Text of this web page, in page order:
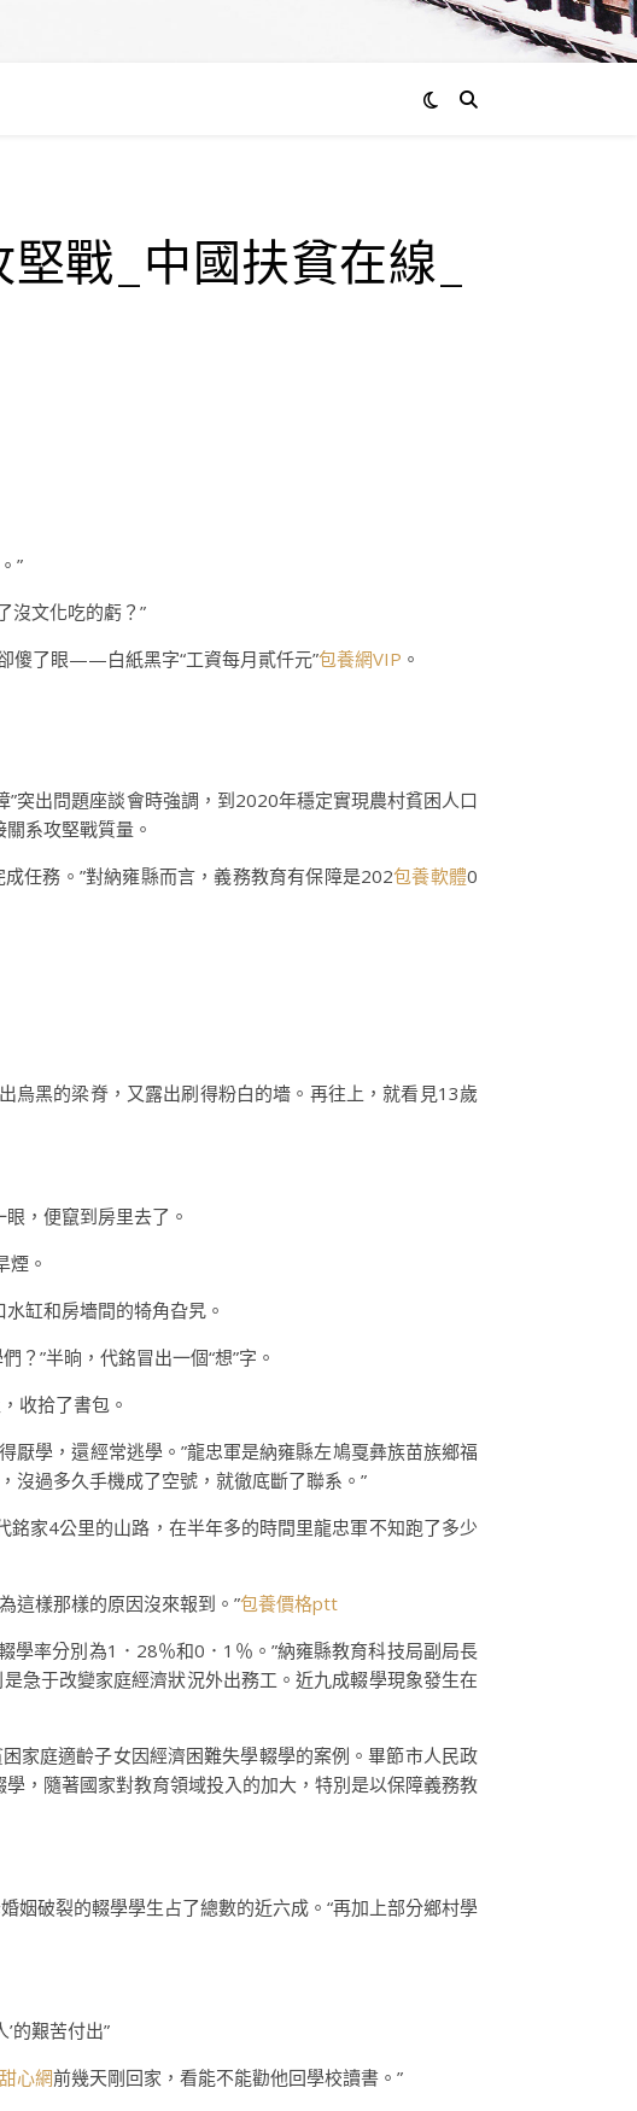
戰_中國扶貧在線_
”
沒文化吃的虧？”
傻了眼——白紙黑字“工資每月貳仟元”包養網VIP 。
突出問題座談會時強調，到2020年穩定實現農村貧困人口
系攻堅戰質量。
任務。”對納雍縣而言，義務教育有保障是202包養軟體0
烏黑的梁脊，又露出刷得粉白的墻。再往上，就看見13歲
，便竄到房里去了。
煙。
缸和房墻間的犄角旮旯。
？”半晌，代銘冒出一個“想”字。
收拾了書包。
厭學，還經常逃學。”龍忠軍是納雍縣左鳩戛彝族苗族鄉福
沒過多久手機成了空號，就徹底斷了聯系。”
家4公里的山路，在半年多的時間里龍忠軍不知跑了多少
這樣那樣的原因沒來報到。”包養價格ptt
學率分別為1．28％和0．1％。”納雍縣教育科技局副局長
急于改變家庭經濟狀況外出務工。近九成輟學現象發生在
家庭適齡子女因經濟困難失學輟學的案例。畢節市人民政
，隨著國家對教育領域投入的加大，特別是以保障義務教
姻破裂的輟學學生占了總數的近六成。“再加上部分鄉村學
’的艱苦付出”
心網前幾天剛回家，看能不能勸他回學校讀書。”